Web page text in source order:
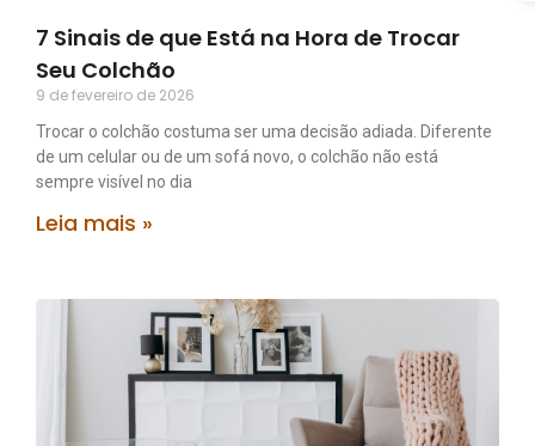
7 Sinais de que Está na Hora de Trocar
Seu Colchão
9 de fevereiro de 2026
Trocar o colchão costuma ser uma decisão adiada. Diferente
de um celular ou de um sofá novo, o colchão não está
sempre visível no dia
Leia mais »